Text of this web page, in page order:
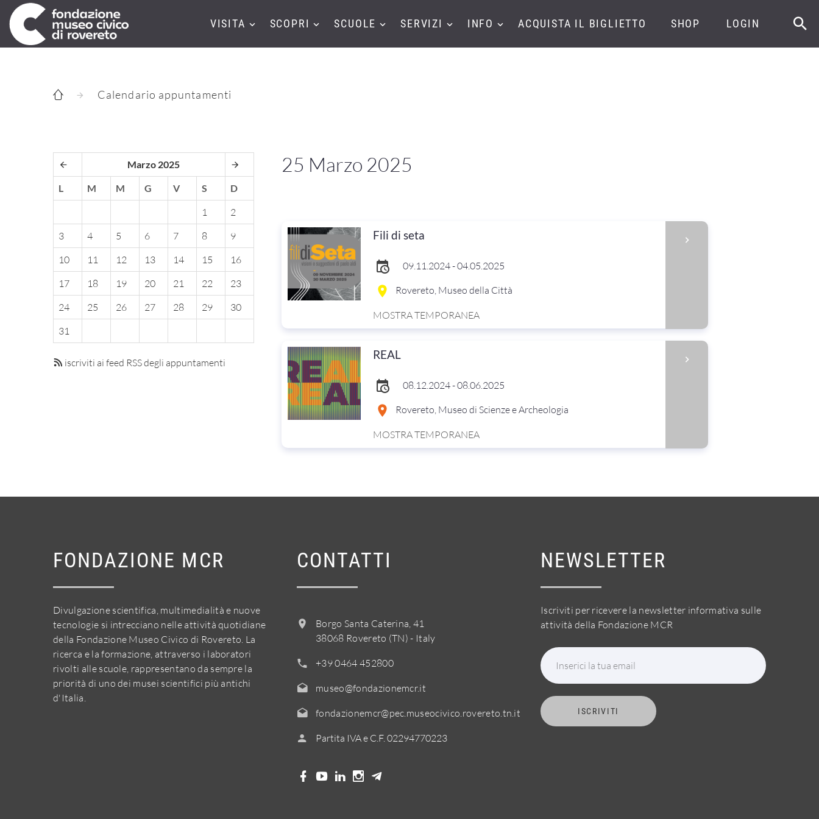
VISITA SCOPRI SCUOLE SERVIZI INFO ACQUISTA IL BIGLIETTO SHOP LOGIN
Calendario appuntamenti
Marzo 2025
L M M G V S D
1
2
3
4 5 6 7 8
9
10
11 12 13 14 15
16
17
18 19 20 21 22
23
24
25 26 27 28 29
30
31
iscriviti ai feed RSS degli appuntamenti
25 Marzo 2025
Fili di seta
09.11.2024 - 04.05.2025
Rovereto, Museo della Città
MOSTRA TEMPORANEA
REAL
08.12.2024 - 08.06.2025
Rovereto, Museo di Scienze e Archeologia
MOSTRA TEMPORANEA
FONDAZIONE MCR
Divulgazione scientifica, multimedialità e nuove
tecnologie si intrecciano nelle attività quotidiane
della Fondazione Museo Civico di Rovereto. La
ricerca e la formazione, attraverso i laboratori
rivolti alle scuole, rappresentano da sempre la
priorità di uno dei musei scientifici più antichi
d'Italia.
CONTATTI
Borgo Santa Caterina, 41
38068 Rovereto (TN) - Italy
+39 0464 452800
museo@fondazionemcr.it
fondazionemcr@pec.museocivico.rovereto.tn.it
Partita IVA e C.F. 02294770223
NEWSLETTER
Iscriviti per ricevere la newsletter informativa sulle
attività della Fondazione MCR
Inserici la tua email
ISCRIVITI